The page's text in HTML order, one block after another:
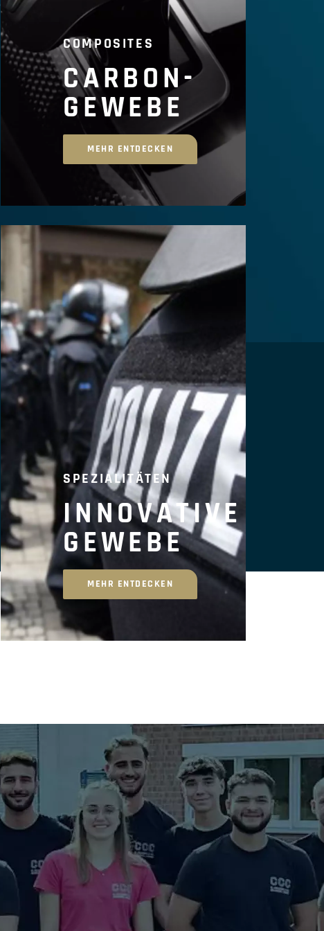
COMPOSITES
CARBON-
GEWEBE
MEHR ENTDECKEN
SPEZIALITÄTEN
INNOVATIVE
GEWEBE
MEHR ENTDECKEN